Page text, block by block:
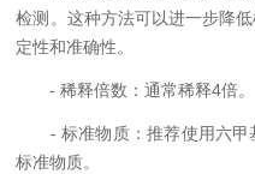
检测。这种方法可以进一步降
定性和准确性。
- 稀释倍数：通常稀释4倍。
- 标准物质：推荐使用六甲
标准物质。